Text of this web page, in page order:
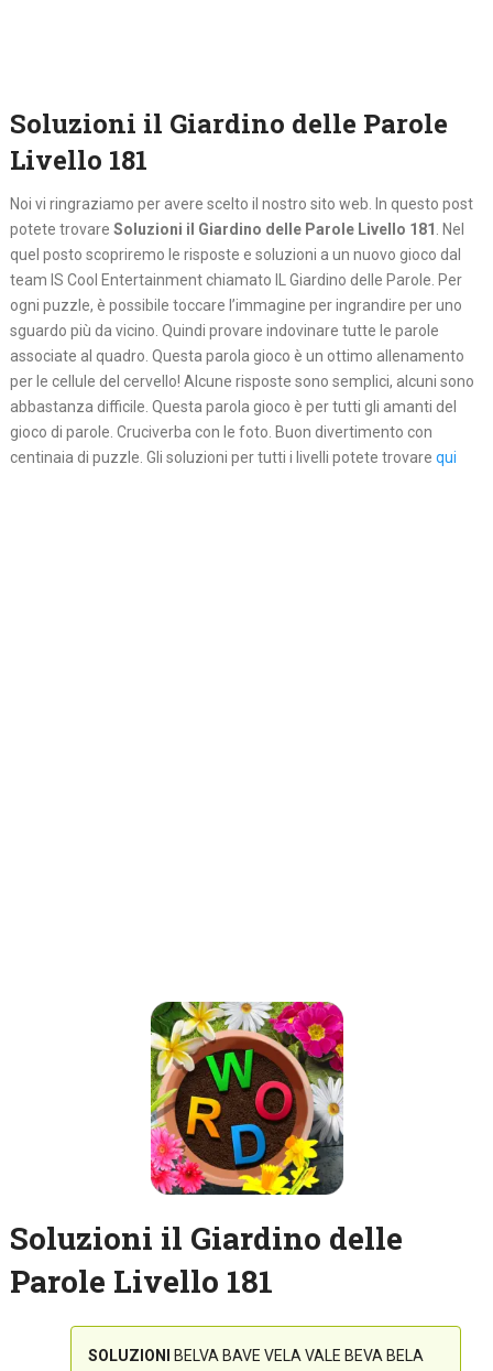
Soluzioni il Giardino delle Parole
Livello 181
Noi vi ringraziamo per avere scelto il nostro sito web. In questo post
potete trovare Soluzioni il Giardino delle Parole Livello 181 . Nel
quel posto scopriremo le risposte e soluzioni a un nuovo gioco dal
team IS Cool Entertainment chiamato IL Giardino delle Parole. Per
ogni puzzle, è possibile toccare l’immagine per ingrandire per uno
sguardo più da vicino. Quindi provare indovinare tutte le parole
associate al quadro. Questa parola gioco è un ottimo allenamento
per le cellule del cervello! Alcune risposte sono semplici, alcuni sono
abbastanza difficile. Questa parola gioco è per tutti gli amanti del
gioco di parole. Cruciverba con le foto. Buon divertimento con
centinaia di puzzle. Gli soluzioni per tutti i livelli potete trovare qui
Soluzioni il Giardino delle
Parole Livello 181
SOLUZIONI BELVA BAVE VELA VALE BEVA BELA